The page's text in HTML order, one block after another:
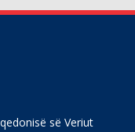
së Veriut